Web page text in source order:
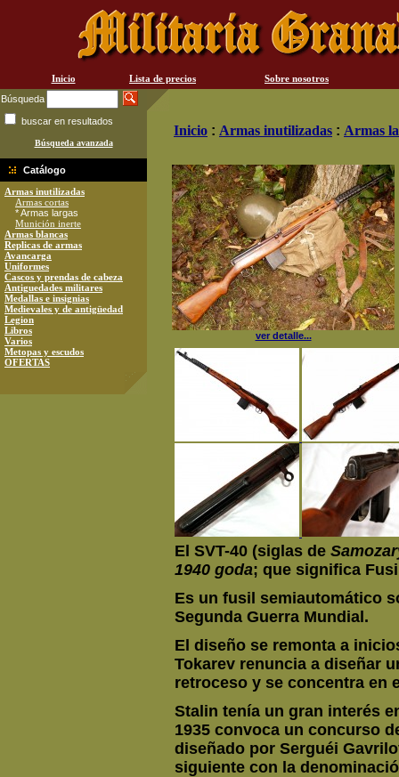
Inicio Lista de precios
Sobre nosotros
Búsqueda
buscar en resultados
Búsqueda avanzada
Catálogo
Armas inutilizadas
Armas cortas
* Armas largas
Munición inerte
Armas blancas
Replicas de armas
Avancarga
Uniformes
Cascos y prendas de cabeza
Antiguedades militares
Medallas e insignias
Medievales y de antigüedad
Legion
Libros
Varios
Metopas y escudos
OFERTAS
Inicio : Armas inutilizadas : Armas
ver detalle...
El SVT-40 (siglas de
1940 goda; que significa
Es un fusil semiautomático
Segunda Guerra Mundial.
El diseño se remonta a
Tokarev renuncia a diseñar
retroceso y se concentra en
Stalin tenía un gran interés
1935 convoca un concurso
diseñado por Serguéi
siguiente con la